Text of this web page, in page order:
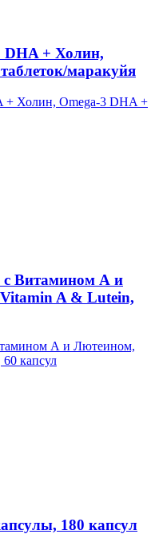
DHA + Холин,
маракуйя
с Витамином А и
A & Lutein,
180 капсул